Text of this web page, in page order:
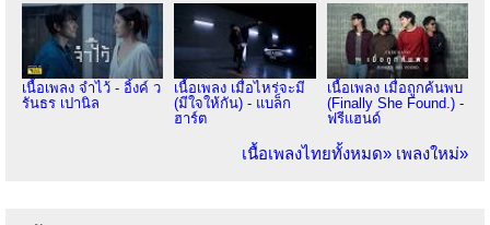
เนื้อเพลง จำไว้ - อิ้งค์ ว
รันธร เปานิล
เนื้อเพลง เมื่อไหร่จะมี
(มีใจให้กัน) - แบล็ก
ฮาร์ต
เนื้อเพลง เมื่อถูกค้นพบ
(Finally She Found.) -
ฟรีแฮนด์
เนื้อเพลงไทยทั้งหมด» เพลงใหม่»